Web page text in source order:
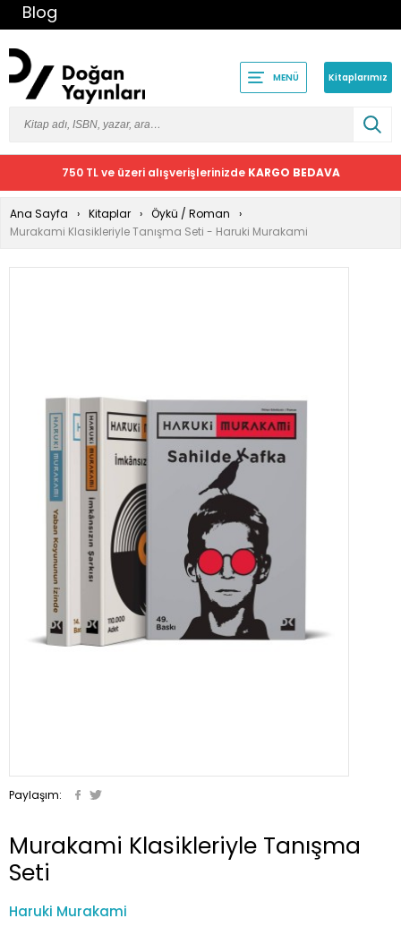
Blog
MENÜ Kitaplarımız
750 TL ve üzeri alışverişlerinizde KARGO BEDAVA
Ana Sayfa Kitaplar
Öykü / Roman
Murakami Klasikleriyle Tanışma Seti - Haruki Murakami
Paylaşım:
Murakami Klasikleriyle Tanışma
Seti
Haruki Murakami